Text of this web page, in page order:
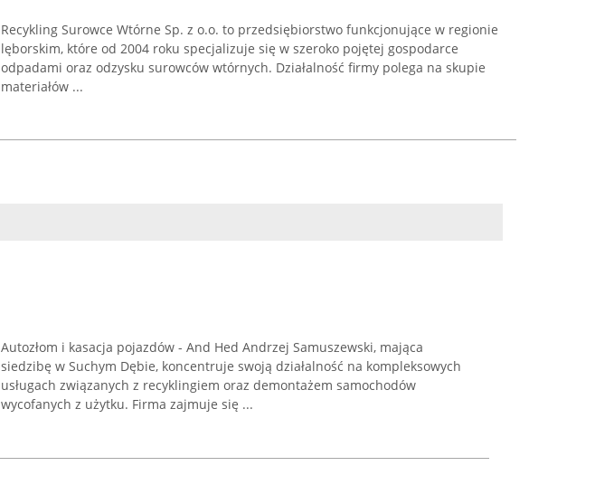
Recykling Surowce Wtórne Sp. z o.o. to przedsiębiorstwo funkcjonujące w regionie
lęborskim, które od 2004 roku specjalizuje się w szeroko pojętej gospodarce
odpadami oraz odzysku surowców wtórnych. Działalność firmy polega na skupie
materiałów ...
Autozłom i kasacja pojazdów - And Hed Andrzej Samuszewski, mająca
siedzibę w Suchym Dębie, koncentruje swoją działalność na kompleksowych
usługach związanych z recyklingiem oraz demontażem samochodów
wycofanych z użytku. Firma zajmuje się ...